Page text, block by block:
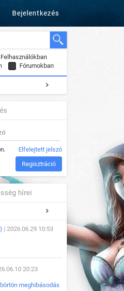
Bejelentkezés
Felhasználókban
Fórumokban
Elfelejtett jelszó
Regisztráció
hírei
) | 2026.06.29 10:53
20:23
meghibásodás